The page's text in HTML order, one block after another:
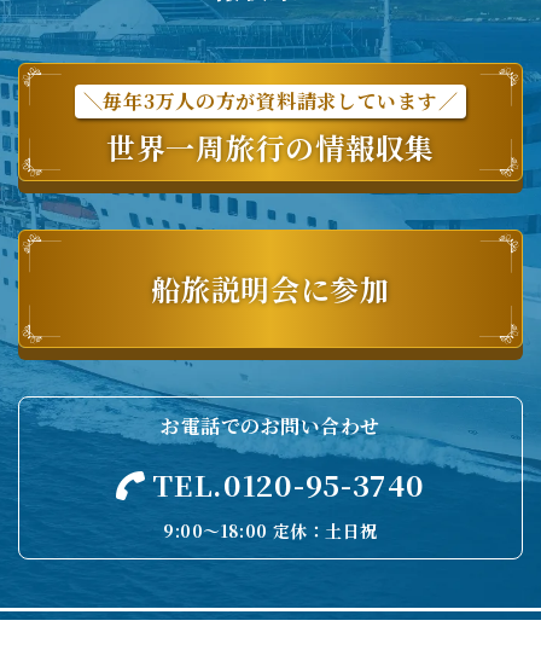
＼毎年3万人の方が資料請求しています／
世界一周旅行の情報収集
船旅説明会に参加
お電話でのお問い合わせ
TEL.0120-95-3740
9:00〜18:00 定休：土日祝